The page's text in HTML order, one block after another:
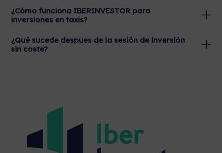
¿Cómo funciona IBERINVESTOR para
inversiones en taxis?
¿Qué sucede despues de la sesión de inversión
sin coste?